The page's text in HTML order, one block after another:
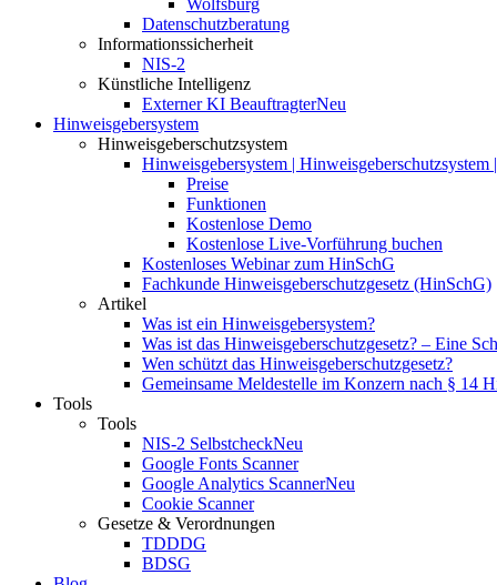
Wolfsburg
Datenschutzberatung
Informationssicherheit
NIS-2
Künstliche Intelligenz
Externer KI BeauftragterNeu
Hinweisgebersystem
Hinweisgeberschutzsystem
Hinweisgebersystem | Hinweisgeberschutzsystem
Preise
Funktionen
Kostenlose Demo
Kostenlose Live-Vorführung buchen
Kostenloses Webinar zum HinSchG
Fachkunde Hinweisgeberschutzgesetz (HinSchG)
Artikel
Was ist ein Hinweisgebersystem?
Was ist das Hinweisgeberschutzgesetz? – Eine
Wen schützt das Hinweisgeberschutzgesetz?
Gemeinsame Meldestelle im Konzern nach § 14
Tools
Tools
NIS-2 SelbstcheckNeu
Google Fonts Scanner
Google Analytics ScannerNeu
Cookie Scanner
Gesetze & Verordnungen
TDDDG
BDSG